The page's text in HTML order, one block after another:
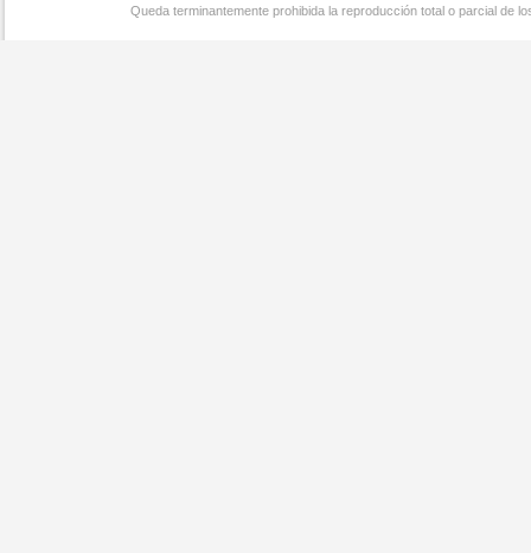
Queda terminantemente prohibida la reproducción total o parcial de